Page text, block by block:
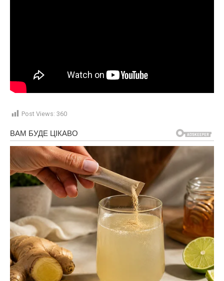
Post Views: 360